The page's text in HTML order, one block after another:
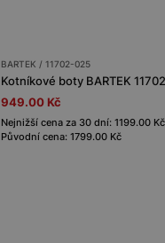
BARTEK / 11702-025
Kotníkové boty BARTEK
949.00 Kč
Nejnižší cena za 30 dní: 1199.00 Kč
Původní cena: 1799.00 Kč